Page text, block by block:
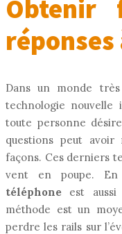
Obtenir
réponses
Dans un monde
technologie nouvelle
toute personne
questions peut
façons. Ces derniers
vent en poupe.
téléphone est
méthode est un
perdre les rails sur